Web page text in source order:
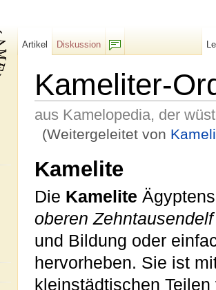
Kameliter-
aus Kamelopedia, der
(Weitergeleitet von
Kamelite
Die Kamelite
oberen Zehntausendelf
und Bildung oder
hervorheben. Sie ist
kleinstädtischen
Artikel
Diskussion